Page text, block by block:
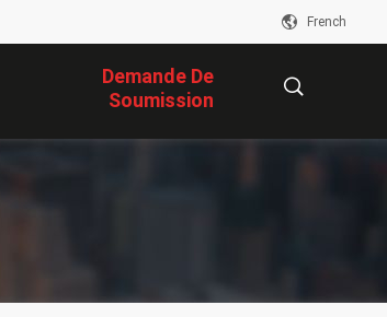
French
Demande De
Soumission